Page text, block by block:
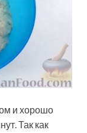
и хорошо
Так как